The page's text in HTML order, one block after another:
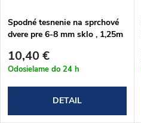
p
r
o
p
r
o
Spodné tesnenie na sprchové
dvere pre 6-8 mm sklo , 1,25m
10,40 €
Odosielame do 24 h
DETAIL